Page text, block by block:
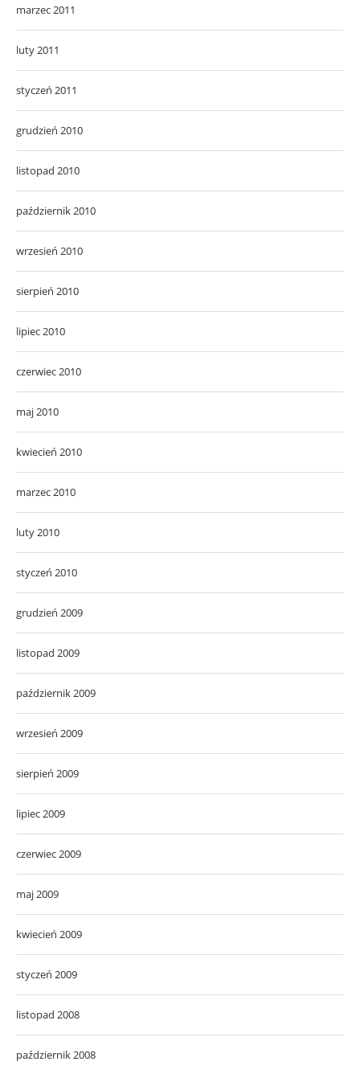
marzec 2011
luty 2011
styczeń 2011
grudzień 2010
listopad 2010
październik 2010
wrzesień 2010
sierpień 2010
lipiec 2010
czerwiec 2010
maj 2010
kwiecień 2010
marzec 2010
luty 2010
styczeń 2010
grudzień 2009
listopad 2009
październik 2009
wrzesień 2009
sierpień 2009
lipiec 2009
czerwiec 2009
maj 2009
kwiecień 2009
styczeń 2009
listopad 2008
październik 2008